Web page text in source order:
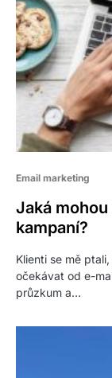
Email marketing
Jaká
kampaní?
Klienti se mě
očekávat od e-
průzkum a…